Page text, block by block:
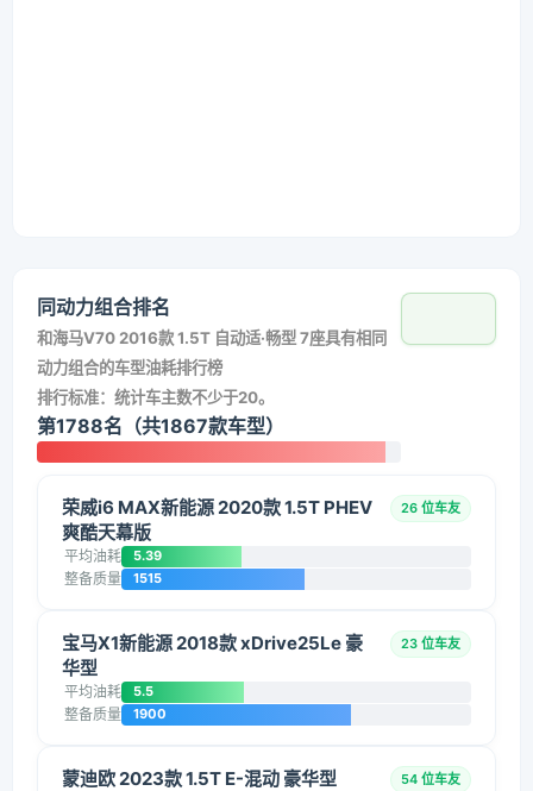
同动力组合排名
和海马V70 2016款 1.5T 自动适·畅型 7座具有相同
动力组合的车型油耗排行榜
排行标准：统计车主数不少于20。
第1788名（共1867款车型）
荣威i6 MAX新能源 2020款 1.5T PHEV
爽酷天幕版
26 位车友
平均油耗 5.39
整备质量 1515
宝马X1新能源 2018款 xDrive25Le 豪
华型
23 位车友
平均油耗 5.5
整备质量 1900
蒙迪欧 2023款 1.5T E-混动 豪华型 54 位车友